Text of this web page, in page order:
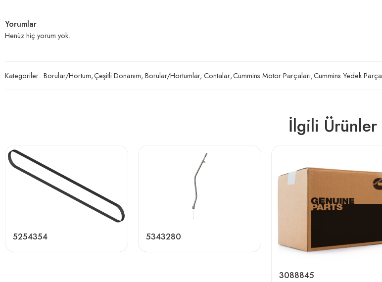
Yorumlar
Henüz hiç yorum yok.
Kategoriler: Borular/Hortum,Çeşitli Donanım, Borular/Hortumlar, Contalar,Cummins Motor Parçaları,Cummins Yedek Parça
İlgili Ürünler
5254354 5343280
3088845